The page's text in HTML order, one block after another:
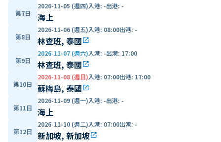
第7日
2026-11-05 (週四)入港: -出港: -
海上
第8日
2026-11-06 (週五)入港: 08:00出港: -
林查班, 泰國open_in_new
第9日
2026-11-07 (週六)入港: -出港: 17:00
林查班, 泰國open_in_new
第10日
2026-11-08 (週日)入港: 07:00出港: 17:00
蘇梅島, 泰國open_in_new
第11日
2026-11-09 (週一)入港: -出港: -
海上
第12日
2026-11-10 (週二)入港: 07:00出港: -
新加坡, 新加坡open_in_new